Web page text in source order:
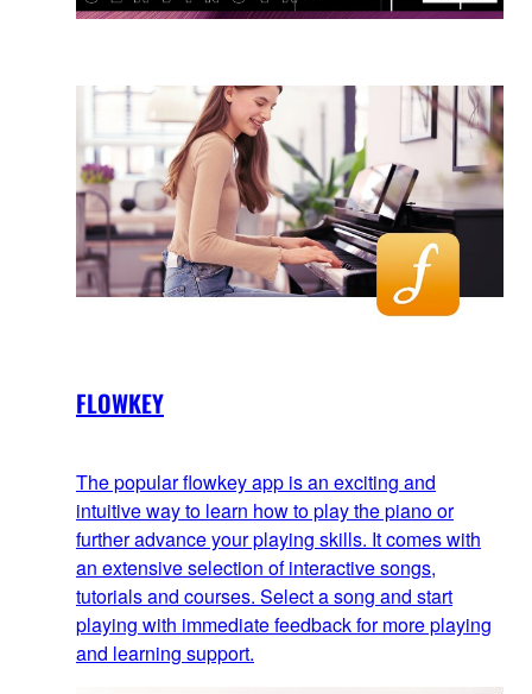
FLOWKEY
The popular flowkey app is an exciting and
intuitive way to learn how to play the piano or
further advance your playing skills. It comes with
an extensive selection of interactive songs,
tutorials and courses. Select a song and start
playing with immediate feedback for more playing
and learning support.